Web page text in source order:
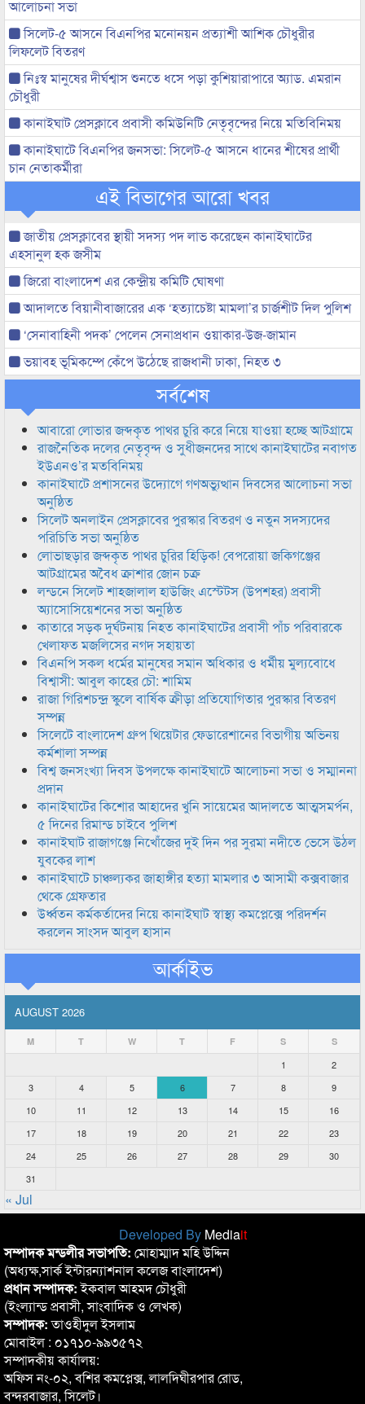
আলোচনা সভা
সিলেট-৫ আসনে বিএনপির মনোনয়ন প্রত্যাশী আশিক চৌধুরীর
লিফলেট বিতরণ
নিঃস্ব মানুষের দীর্ঘশ্বাস শুনতে ধসে পড়া কুশিয়ারাপারে অ্যাড. এমরান
চৌধুরী
কানাইঘাট প্রেসক্লাবে প্রবাসী কমিউনিটি নেতৃবৃন্দের নিয়ে মতিবিনিময়
কানাইঘাটে বিএনপির জনসভা: সিলেট-৫ আসনে ধানের শীষের প্রার্থী
চান নেতাকর্মীরা
এই বিভাগের আরো খবর
জাতীয় প্রেসক্লাবের স্থায়ী সদস্য পদ লাভ করেছেন কানাইঘাটের
এহসানুল হক জসীম
জিরো বাংলাদেশ এর কেন্দ্রীয় কমিটি ঘোষণা
আদালতে বিয়ানীবাজারের এক ‘হত্যাচেষ্টা মামলা’র চার্জশীট দিল পুলিশ
‘সেনাবাহিনী পদক’ পেলেন সেনাপ্রধান ওয়াকার-উজ-জামান
ভয়াবহ ভূমিকম্পে কেঁপে উঠেছে রাজধানী ঢাকা, নিহত ৩
সর্বশেষ
আবারো লোভার জব্দকৃত পাথর চুরি করে নিয়ে যাওয়া হচ্ছে আটগ্রামে
রাজনৈতিক দলের নেতৃবৃন্দ ও সুধীজনদের সাথে কানাইঘাটের নবাগত
ইউএনও’র মতবিনিময়
কানাইঘাটে প্রশাসনের উদ্যোগে গণঅভ্যুত্থান দিবসের আলোচনা সভা
অনুষ্ঠিত
সিলেট অনলাইন প্রেসক্লাবের পুরস্কার বিতরণ ও নতুন সদস্যদের
পরিচিতি সভা অনুষ্ঠিত
লোভাছড়ার জব্দকৃত পাথর চুরির হিড়িক! বেপরোয়া জকিগঞ্জের
আটগ্রামের অবৈধ ক্রাশার জোন চক্র
লন্ডনে সিলেট শাহজালাল হাউজিং এস্টেটস (উপশহর) প্রবাসী
অ্যাসোসিয়েশনের সভা অনুষ্ঠিত
কাতারে সড়ক দুর্ঘটনায় নিহত কানাইঘাটের প্রবাসী পাঁচ পরিবারকে
খেলাফত মজলিসের নগদ সহায়তা
বিএনপি সকল ধর্মের মানুষের সমান অধিকার ও ধর্মীয় মুল্যবোধে
বিশ্বাসী: আবুল কাহের চৌ: শামিম
রাজা গিরিশচন্দ্র স্কুলে বার্ষিক ক্রীড়া প্রতিযোগিতার পুরস্কার বিতরণ
সম্পন্ন
সিলেটে বাংলাদেশ গ্রুপ থিয়েটার ফেডারেশানের বিভাগীয় অভিনয়
কর্মশালা সম্পন্ন
বিশ্ব জনসংখ্যা দিবস উপলক্ষে কানাইঘাটে আলোচনা সভা ও সম্মাননা
প্রদান
কানাইঘাটের কিশোর আহাদের খুনি সায়েমের আদালতে আত্মসমর্পন,
৫ দিনের রিমান্ড চাইবে পুলিশ
কানাইঘাট রাজাগঞ্জে নিখোঁজের দুই দিন পর সুরমা নদীতে ভেসে উঠল
যুবকের লাশ
কানাইঘাটে চাঞ্চল্যকর জাহাঙ্গীর হত্যা মামলার ৩ আসামী কক্সবাজার
থেকে গ্রেফতার
উর্ধ্বতন কর্মকর্তাদের নিয়ে কানাইঘাট স্বাস্থ্য কমপ্লেক্সে পরিদর্শন
করলেন সাংসদ আবুল হাসান
আর্কাইভ
AUGUST 2026
M T W T F S S
1
2
3
4 5 6 7 8
9
10
11 12 13 14 15
16
17
18 19 20 21 22
23
24
25 26 27 28 29
30
31
« Jul
Developed By Mediait
সম্পাদক মন্ডলীর সভাপতি: মোহাম্মাদ মহি উদ্দিন
(অধ্যক্ষ,সার্ক ইন্টারন্যাশনাল কলেজ বাংলাদেশ)
প্রধান সম্পাদক:ইকবাল আহমদ চৌধুরী
(ইংল্যান্ড প্রবাসী, সাংবাদিক ও লেখক)
সম্পাদক:তাওহীদুল ইসলাম
মোবাইল : ০১৭১০-৯৯৩৫৭২
সম্পাদকীয় কার্যালয়:
অফিস নং-০২, বশির কমপ্লেক্স, লালদিঘীরপার রোড,
বন্দরবাজার, সিলেট।